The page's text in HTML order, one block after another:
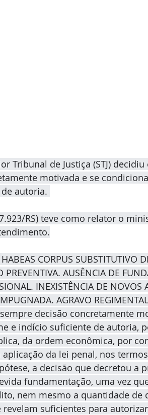
Tribunal de Justiça (STJ)
motivada e se
autoria.
RS) teve como relator o
CORPUS SUBSTITUTIVO
PREVENTIVA. AUSÊNCIA DE
INEXISTÊNCIA DE NOVOS
AGRAVO
decisão concretamente
e indício suficiente de autoria,
da ordem econômica, por
da lei penal, nos
a decisão que decretou a
fundamentação, uma vez
nem mesmo a quantidade de
suficientes para